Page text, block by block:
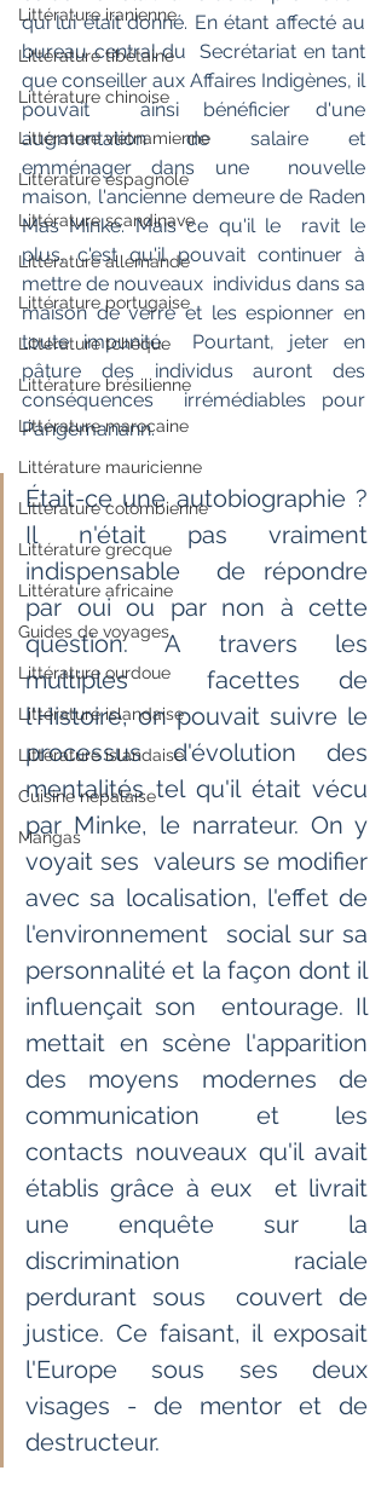
Littérature iranienne
Littérature tibétaine
Littérature chinoise
Littérature vietnamienne
Littérature espagnole
Littérature scandinave
Littérature allemande
Littérature portugaise
Littérature tchèque
Littérature brésilienne
Littérature marocaine
Littérature mauricienne
Littérature colombienne
Littérature grecque
Littérature africaine
Guides de voyages
Littérature ourdoue
Littérature islandaise
Littérature islandaise
Cuisine népalaise
Mangas
qui lui était donné. En étant affecté au
bureau central du  Secrétariat en tant
que conseiller aux Affaires Indigènes, il
pouvait  ainsi bénéficier d'une
augmentation de salaire et
emménager dans une  nouvelle
maison, l'ancienne demeure de Raden
Mas Minke. Mais ce qu'il le  ravit le
plus, c'est qu'il pouvait continuer à
mettre de nouveaux  individus dans sa
maison de verre et les espionner en
toute impunité.  Pourtant, jeter en
pâture des individus auront des
conséquences  irrémédiables pour
Pangemanann.
Était-ce une autobiographie ?
Il n'était pas vraiment
indispensable  de répondre
par oui ou par non à cette
question. A travers les
multiples  facettes de
l'Histoire, on pouvait suivre le
processus d'évolution des
mentalités tel qu'il était vécu
par Minke, le narrateur. On y
voyait ses  valeurs se modifier
avec sa localisation, l'effet de
l'environnement  social sur sa
personnalité et la façon dont il
influençait son  entourage. Il
mettait en scène l'apparition
des moyens modernes de
communication et les
contacts nouveaux qu'il avait
établis grâce à eux  et livrait
une enquête sur la
discrimination raciale
perdurant sous  couvert de
justice. Ce faisant, il exposait
l'Europe sous ses deux
visages - de mentor et de
destructeur.